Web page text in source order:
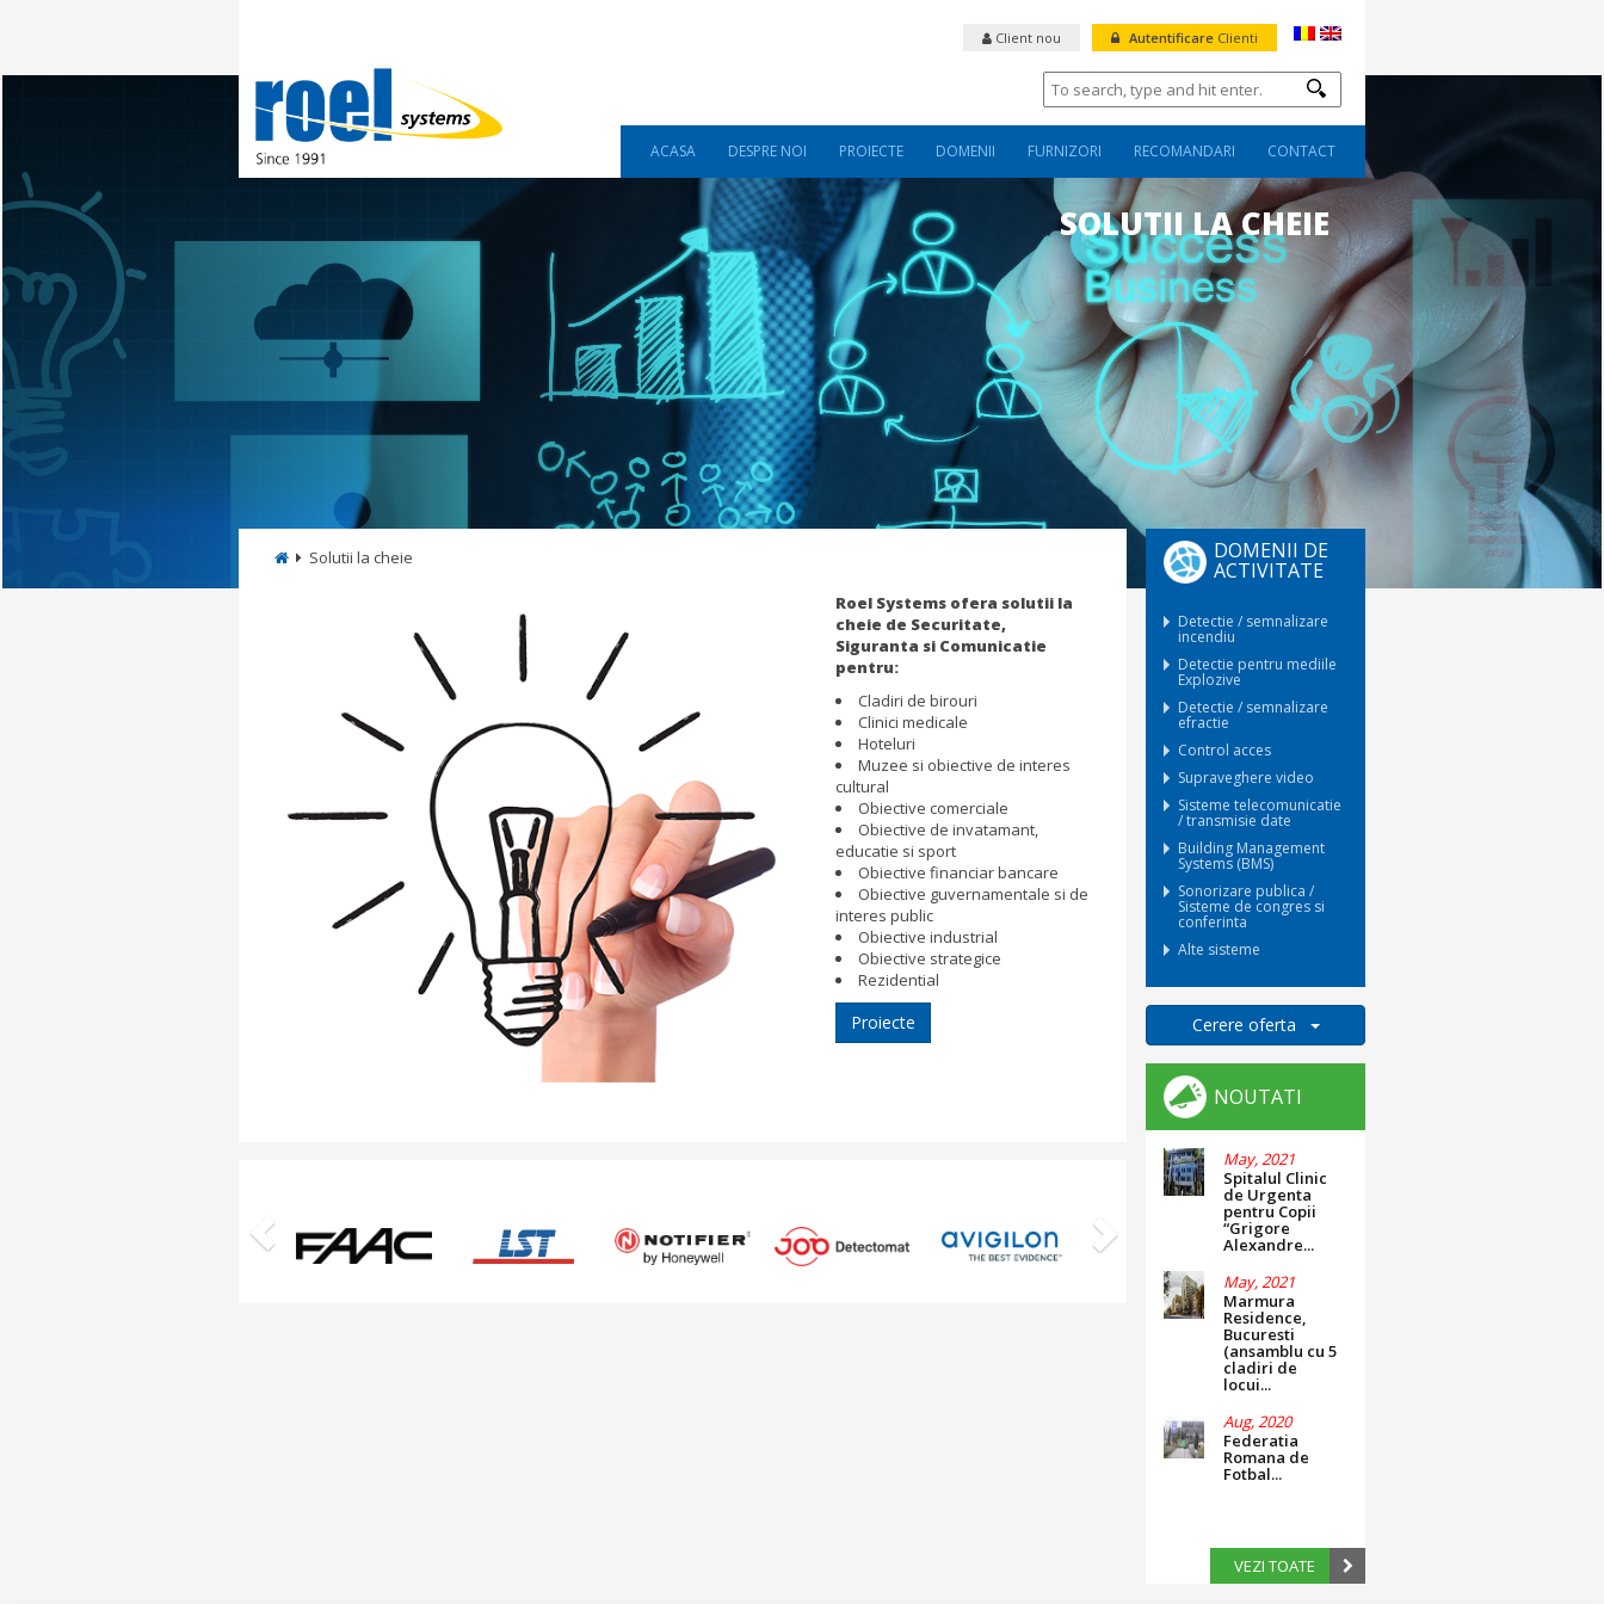
Autentificare Clienti
Client nou
ACASA DESPRE NOI PROIECTE DOMENII FURNIZORI RECOMANDARI CONTACT
SOLUTII LA CHEIE
Solutii la cheie
Roel Systems ofera solutii la
cheie de Securitate,
Siguranta si Comunicatie
pentru:
Cladiri de birouri
Clinici medicale
Hoteluri
Muzee si obiective de interes
cultural
Obiective comerciale
Obiective de invatamant,
educatie si sport
Obiective financiar bancare
Obiective guvernamentale si de
interes public
Obiective industrial
Obiective strategice
Rezidential
Proiecte
DOMENII DE
ACTIVITATE
Detectie / semnalizare
incendiu
Detectie pentru mediile
Explozive
Detectie / semnalizare
efractie
Control acces
Supraveghere video
Sisteme telecomunicatie
/ transmisie date
Building Management
Systems (BMS)
Sonorizare publica /
Sisteme de congres si
conferinta
Alte sisteme
Cerere oferta
NOUTATI
May, 2021
Spitalul Clinic
de Urgenta
pentru Copii
“Grigore
Alexandre...
May, 2021
Marmura
Residence,
Bucuresti
(ansamblu cu 5
cladiri de
locui...
Aug, 2020
Federatia
Romana de
Fotbal...
VEZI TOATE